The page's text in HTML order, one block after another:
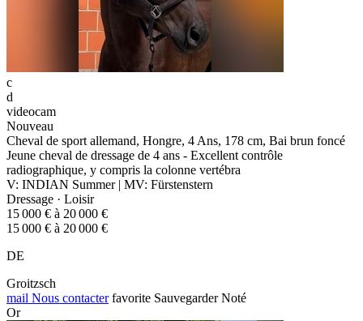
c
d
videocam
Nouveau
Cheval de sport allemand, Hongre, 4 Ans, 178 cm, Bai brun foncé
Jeune cheval de dressage de 4 ans - Excellent contrôle
radiographique, y compris la colonne vertébra
V: INDIAN Summer | MV: Fürstenstern
Dressage · Loisir
15 000 € à 20 000 €
15 000 € à 20 000 €
DE
Groitzsch
mail Nous contacter favorite Sauvegarder Noté
Or